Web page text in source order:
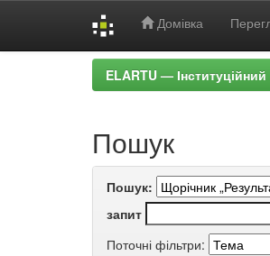
Домівка
ELARTU —
Пошук
Пошук:
запит
Поточні фільтри: